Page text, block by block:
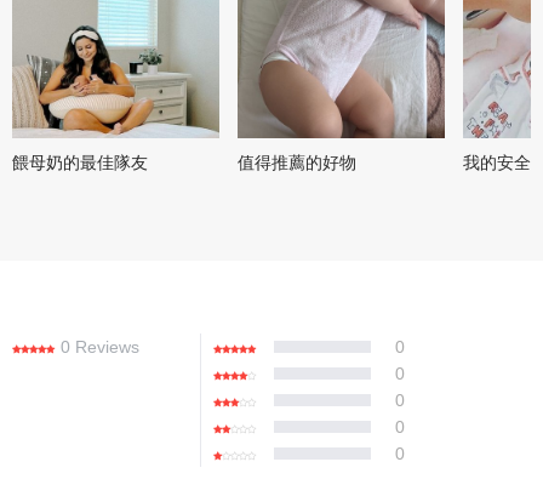
餵母奶的最佳隊友 值得推薦的好物 我的安全
0 Reviews
0
0
0
0
0